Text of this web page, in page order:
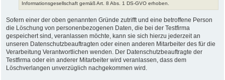
Informationsgesellschaft gemäß Art. 8 Abs. 1 DS-GVO erhoben.
Sofern einer der oben genannten Gründe zutrifft und eine betroffene Person
die Löschung von personenbezogenen Daten, die bei der Testfirma
gespeichert sind, veranlassen möchte, kann sie sich hierzu jederzeit an
unseren Datenschutzbeauftragten oder einen anderen Mitarbeiter des für die
Verarbeitung Verantwortlichen wenden. Der Datenschutzbeauftragte der
Testfirma oder ein anderer Mitarbeiter wird veranlassen, dass dem
Löschverlangen unverzüglich nachgekommen wird.